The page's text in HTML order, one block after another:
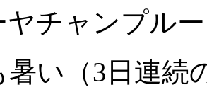
ヤチャンプル
暑い（3日連続